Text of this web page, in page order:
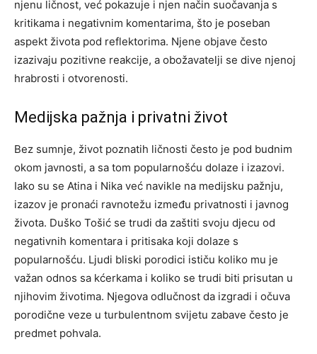
njenu ličnost, već pokazuje i njen način suočavanja s
kritikama i negativnim komentarima, što je poseban
aspekt života pod reflektorima. Njene objave često
izazivaju pozitivne reakcije, a obožavatelji se dive njenoj
hrabrosti i otvorenosti.
Medijska pažnja i privatni život
Bez sumnje, život poznatih ličnosti često je pod budnim
okom javnosti, a sa tom popularnošću dolaze i izazovi.
Iako su se Atina i Nika već navikle na medijsku pažnju,
izazov je pronaći ravnotežu između privatnosti i javnog
života. Duško Tošić se trudi da zaštiti svoju djecu od
negativnih komentara i pritisaka koji dolaze s
popularnošću. Ljudi bliski porodici ističu koliko mu je
važan odnos sa kćerkama i koliko se trudi biti prisutan u
njihovim životima. Njegova odlučnost da izgradi i očuva
porodične veze u turbulentnom svijetu zabave često je
predmet pohvala.